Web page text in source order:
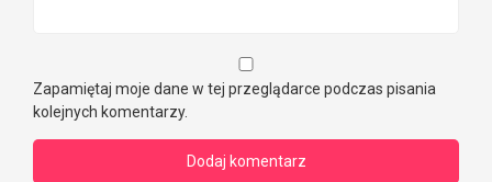
Zapamiętaj moje dane w tej przeglądarce podczas pisania
kolejnych komentarzy.